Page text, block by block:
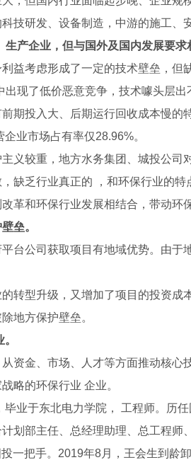
陕西HDPE给水管500x1.6MPa生产中 陕西
技研发、设备制造，中游的施工、
生产企业，但与国外及国内发展要
益考虑形成了一定的技术壁垒，
出现了低价恶意竞争，技术噱头层出
期投入大、后期运行回收成本慢的
业市场占有率仅28.96%。
义较重，地方水务集团、城投公
缺乏行业真正的 ，和环保行业的特
革和环保行业发展相结合，带动环
垒。
台公司获取项目有地域优势。由于
转型升级，又增加了项目的投资
地方保护壁垒。
资金、市场、人才等方面推动核
略的环保行业 企业。
业于东北电力学院， 工程师。历
划部主任、总经理助理、总工程师
一把手。2019年8月，王会生到龄